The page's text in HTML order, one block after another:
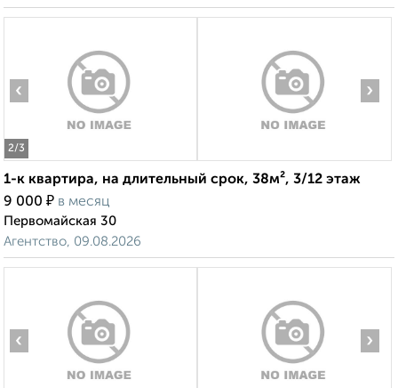
2/3
‹ ›
1-к квартира, на длительный срок, 38м², 3/12 этаж
9 000 ₽ в месяц
Первомайская 30
Агентство, 09.08.2026
‹ ›